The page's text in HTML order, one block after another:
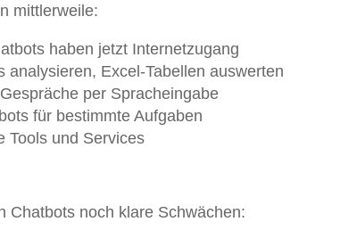
mittlerweile:
haben jetzt Internetzugang
analysieren, Excel-Tabellen auswerten
per Spracheingabe
für bestimmte Aufgaben
Tools und Services
Chatbots noch klare Schwächen: